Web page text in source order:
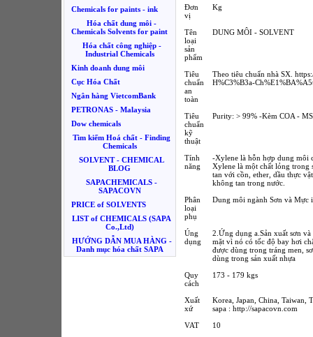
Chemicals for paints - ink
Hóa chất dung môi -
Chemicals Solvents for paint
Hóa chất công nghiệp -
Industrial Chemicals
Kinh doanh dung môi
Cục Hóa Chất
Ngân hàng VietcomBank
PETRONAS - Malaysia
Dow chemicals
Tìm kiếm Hoá chất - Finding
Chemicals
SOLVENT - CHEMICAL
BLOG
SAPACHEMICALS -
SAPACOVN
PRICE of SOLVENTS
LIST of CHEMICALS (SAPA
Co.,Ltd)
HƯỚNG DẪN MUA HÀNG -
Danh mục hóa chất SAPA
Đơn
vị
Kg
Tên
loại
sản
phẩm
DUNG MÔI - SOLVENT
Tiêu
chuẩn
an
toàn
Theo tiêu chuẩn nhà SX.
H%C3%B3a-
Tiêu
chuẩn
kỹ
thuật
Purity: > 99% -Kèm COA -
Tính
năng
-Xylene là hỗn hợp dung môi
Xylene là một chất lỏng trong
tan với cồn, ether, dầu thực
không tan trong nước.
Phân
loại
phụ
Dung môi ngành Sơn và Mực
Úng
dụng
2.Ứng dụng a.Sản xuất sơn
mặt vì nó có tốc độ bay hơi
được dùng trong tráng men,
dùng trong sản xuất nhựa
Quy
cách
173 - 179 kgs
Xuất
xứ
Korea, Japan, China, Taiwan,
sapa : http://sapacovn.com
VAT
10